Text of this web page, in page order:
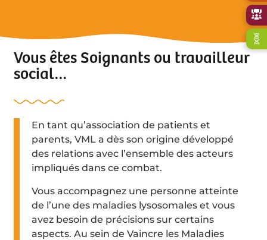
Vous êtes Soignants ou travailleur
social…
En tant qu’association de patients et
parents, VML a dès son origine développé
des relations avec l’ensemble des acteurs
impliqués dans ce combat.
Vous accompagnez une personne atteinte
de l’une des maladies lysosomales et vous
avez besoin de précisions sur certains
aspects. Au sein de Vaincre les Maladies